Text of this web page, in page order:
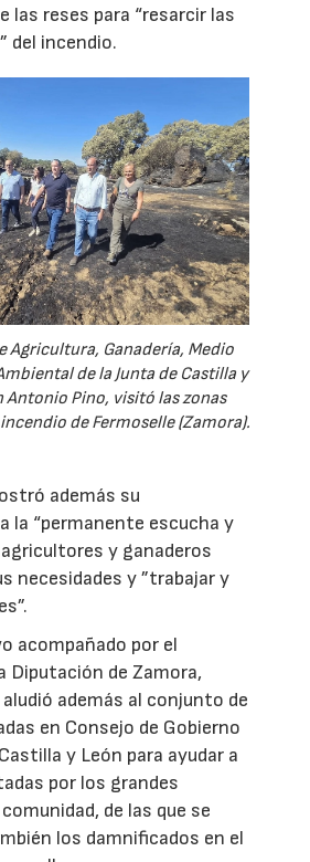
las reses para “resarcir las
del incendio.
Agricultura, Ganadería, Medio
de la Junta de Castilla y
Antonio Pino, visitó las zonas
de Fermoselle (Zamora).
además su
la “permanente escucha y
y ganaderos
necesidades y ”trabajar y
acompañado por el
Diputación de Zamora,
aludió además al conjunto de
en Consejo de Gobierno
y León para ayudar a
por los grandes
de las que se
los damnificados en el